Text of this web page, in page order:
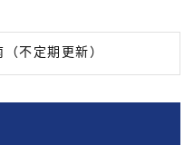
不定期更新）